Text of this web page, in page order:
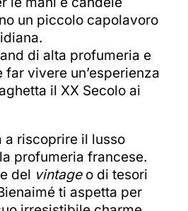
un piccolo capolavoro
di alta profumeria e
far vivere un’esperienza
il XX Secolo ai
a riscoprire il lusso
profumeria francese.
del vintageo di tesori
ti aspetta per